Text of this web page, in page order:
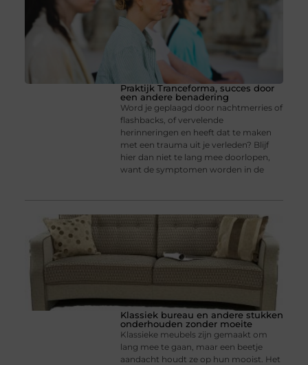
Praktijk Tranceforma, succes door
een andere benadering
Word je geplaagd door nachtmerries of
flashbacks, of vervelende
herinneringen en heeft dat te maken
met een trauma uit je verleden? Blijf
hier dan niet te lang mee doorlopen,
want de symptomen worden in de
Klassiek bureau en andere stukken
onderhouden zonder moeite
Klassieke meubels zijn gemaakt om
lang mee te gaan, maar een beetje
aandacht houdt ze op hun mooist. Het